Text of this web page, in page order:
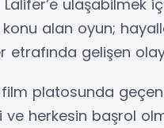
Lalifer’e
alan oyun;
etrafında gelişen
platosunda geçen
ve herkesin başrol